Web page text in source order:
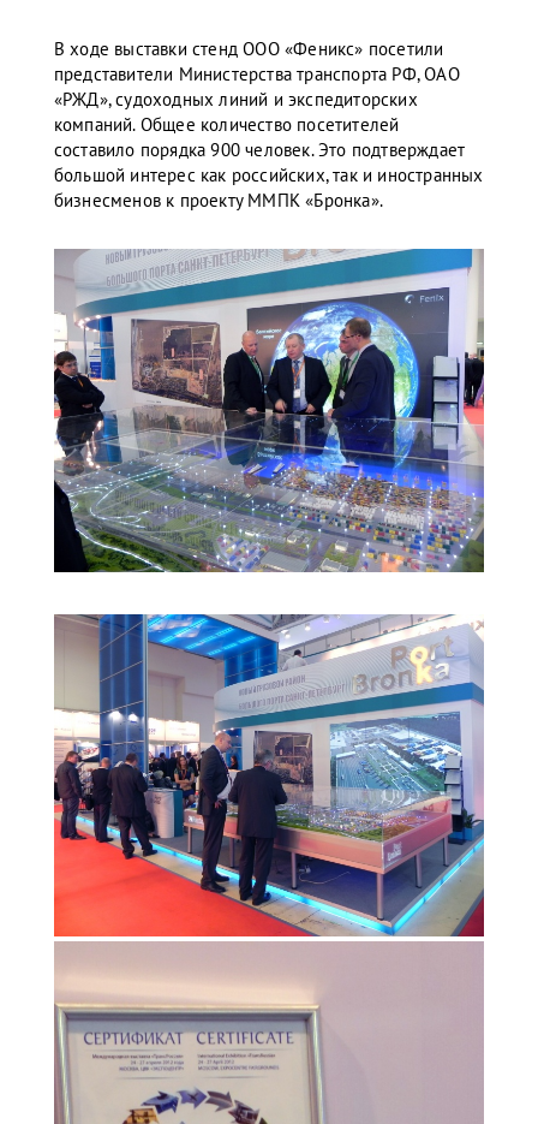
В ходе выставки стенд ООО «Феникс» посетили
представители Министерства транспорта РФ, ОАО
«РЖД», судоходных линий и экспедиторских
компаний. Общее количество посетителей
составило порядка 900 человек. Это подтверждает
большой интерес как российских, так и иностранных
бизнесменов к проекту ММПК «Бронка».